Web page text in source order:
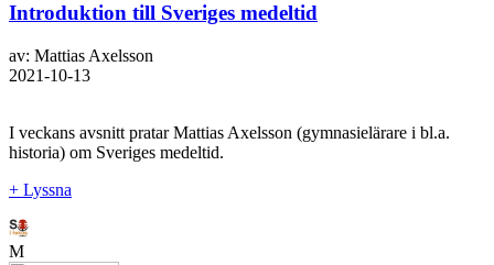
Introduktion till Sveriges medeltid
av: Mattias Axelsson
2021-10-13
I veckans avsnitt pratar Mattias Axelsson (gymnasielärare i bl.a.
historia) om Sveriges medeltid.
+ Lyssna
M